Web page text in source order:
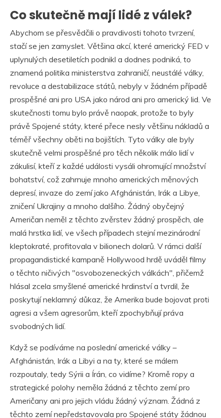
Co skutečně mají lidé z válek?
Abychom se přesvědčili o pravdivosti tohoto tvrzení,
stačí se jen zamyslet. Většina akcí, které americký FED v
uplynulých desetiletích podnikl a dodnes podniká, to
znamená politika ministerstva zahraničí, neustálé války,
revoluce a destabilizace států, nebyly v žádném případě
prospěšné ani pro USA jako národ ani pro americký lid. Ve
skutečnosti tomu bylo právě naopak, protože to byly
právě Spojené státy, které přece nesly většinu nákladů a
téměř všechny oběti na bojištích. Tyto války ale byly
skutečně velmi prospěšné pro těch několik málo lidí v
zákulisí, kteří z každé události vysáli ohromující množství
bohatství, což zahrnuje mnoho amerických měnových
depresí, invaze do zemí jako Afghánistán, Irák a Libye,
zničení Ukrajiny a mnoho dalšího. Žádný obyčejný
Američan neměl z těchto zvěrstev žádný prospěch, ale
malá hrstka lidí, ve všech případech stejní mezinárodní
kleptokraté, profitovala v bilionech dolarů. V rámci další
propagandistické kampaně Hollywood hrdě uváděl filmy
o těchto ničivých "osvobozeneckých válkách", přičemž
hlásal zcela smyšlené americké hrdinství a tvrdil, že
poskytují neklamný důkaz, že Amerika bude bojovat proti
agresi a všem agresorům, kteří zpochybňují práva
svobodných lidí.
Když se podíváme na poslední americké války –
Afghánistán, Irák a Libyi a na ty, které se málem
rozpoutaly, tedy Sýrii a Írán, co vidíme? Kromě ropy a
strategické polohy neměla žádná z těchto zemí pro
Američany ani pro jejich vládu žádný význam. Žádná z
těchto zemí nepředstavovala pro Spojené státy žádnou